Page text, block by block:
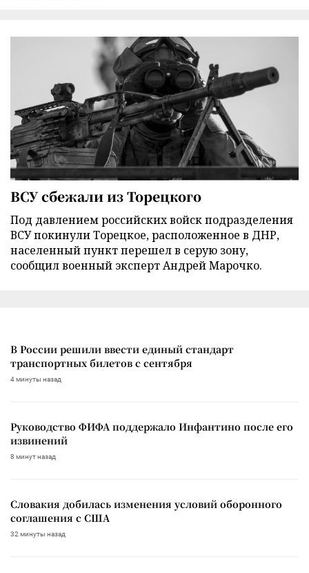
ВСУ сбежали из Торецкого
Под давлением российских войск подразделения
ВСУ покинули Торецкое, расположенное в ДНР,
населенный пункт перешел в серую зону,
сообщил военный эксперт Андрей Марочко.
В России решили ввести единый стандарт
транспортных билетов с сентября
4 минуты назад
Руководство ФИФА поддержало Инфантино после его
извинений
8 минут назад
Словакия добилась изменения условий оборонного
соглашения с США
32 минуты назад